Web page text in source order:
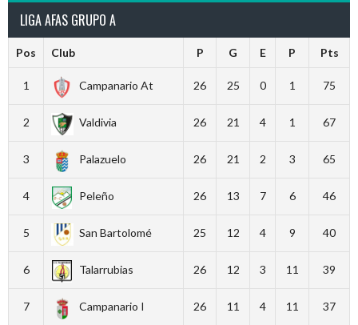
LIGA AFAS GRUPO A
Pos Club P G E P Pts
1 Campanario At 26 25 0 1 75
2 Valdivia 26 21 4 1 67
3 Palazuelo 26 21 2 3 65
4 Peleño 26 13 7 6 46
5 San Bartolomé 25 12 4 9 40
6 Talarrubias 26 12 3 11 39
7 Campanario I 26 11 4 11 37